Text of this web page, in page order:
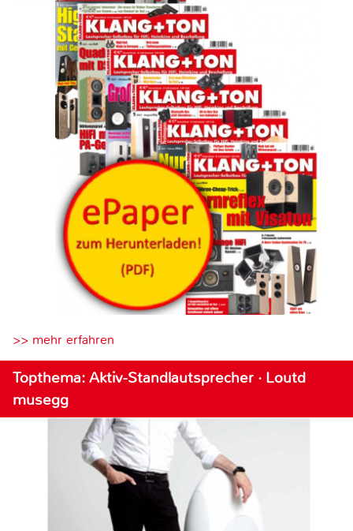
>> mehr erfahren
Topthema: Aktiv-Standlautsprecher · Loutd
musegg